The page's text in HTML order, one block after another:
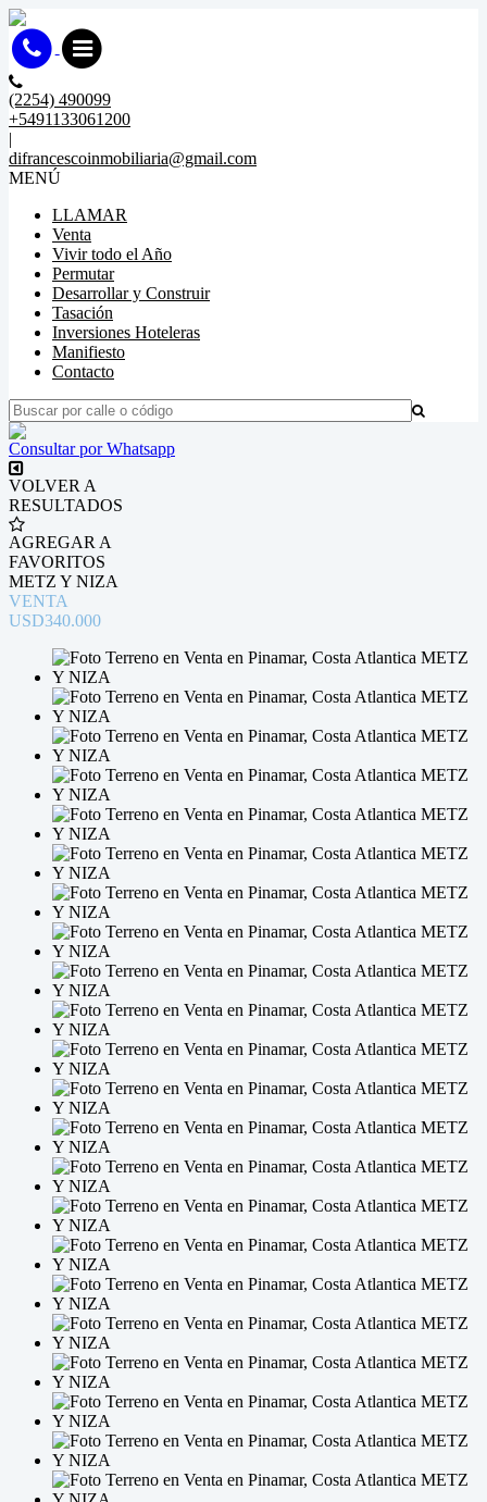
(2254) 490099
+5491133061200
|
difrancescoinmobiliaria@gmail.com
MENÚ
LLAMAR
Venta
Vivir todo el Año
Permutar
Desarrollar y Construir
Tasación
Inversiones Hoteleras
Manifiesto
Contacto
Consultar por Whatsapp
VOLVER A
RESULTADOS
AGREGAR A
FAVORITOS
METZ Y NIZA
VENTA
USD340.000